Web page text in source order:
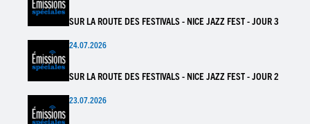
SUR LA ROUTE DES FESTIVALS - NICE JAZZ FEST - JOUR 3
24.07.2026
SUR LA ROUTE DES FESTIVALS - NICE JAZZ FEST - JOUR 2
23.07.2026